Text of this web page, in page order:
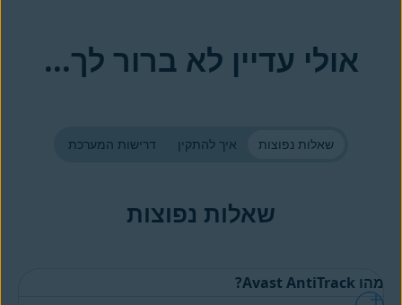
אולי עדיין לא ברור לך...
שאלות נפוצות איך להתקין דרישות המערכת
שאלות נפוצות
מהו Avast AntiTrack?